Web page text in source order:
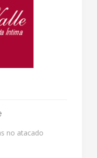
no atacado